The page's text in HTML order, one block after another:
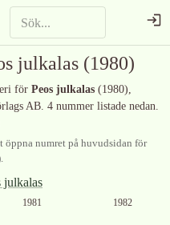
julkalas (1980)
för Peos julkalas (1980),
AB. 4 nummer listade nedan.
numret på huvudsidan för
julkalas
Ingen bild
1981
Ingen bild
1982